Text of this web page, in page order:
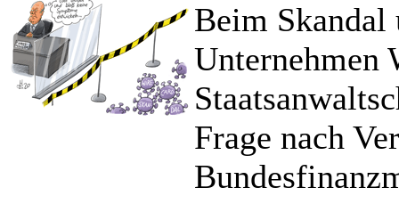
Beim Skandal
Unternehmen
Frage nach